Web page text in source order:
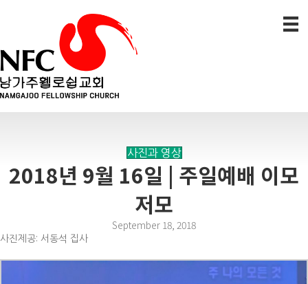
사진과 영상
2018년 9월 16일 | 주일예배 이모
저모
September 18, 2018
사진제공: 서동석 집사